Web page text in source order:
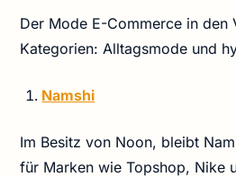
Der Mode E-Commerce in den
Kategorien: Alltagsmode und
Namshi
Im Besitz von Noon, bleibt
für Marken wie Topshop, Nike